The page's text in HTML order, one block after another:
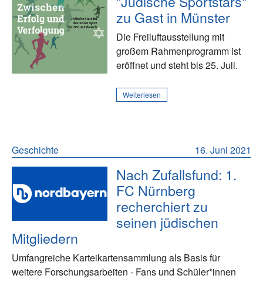
zu Gast in Münster
Die Freiluftausstellung mit
großem Rahmenprogramm ist
eröffnet und steht bis 25. Juli.
Weiterlesen
16. Juni 2021
Geschichte
Nach Zufallsfund: 1.
FC Nürnberg
recherchiert zu
seinen jüdischen
Mitgliedern
Umfangreiche Karteikartensammlung als Basis für
weitere Forschungsarbeiten - Fans und Schüler*innen